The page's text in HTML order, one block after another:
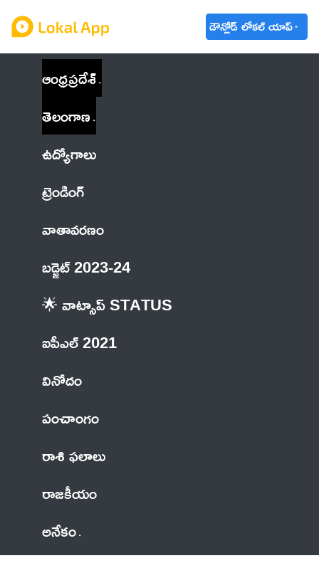
డౌన్లోడ్ లోకల్ యాప్
ఆంధ్రప్రదేశ్
తెలంగాణ
ఉద్యోగాలు
ట్రెండింగ్
వాతావరణం
బడ్జెట్ 2023-24
🌟 వాట్సాప్ STATUS
ఐపీఎల్ 2021
వినోదం
పంచాంగం
రాశి ఫలాలు
రాజకీయం
అనేకం